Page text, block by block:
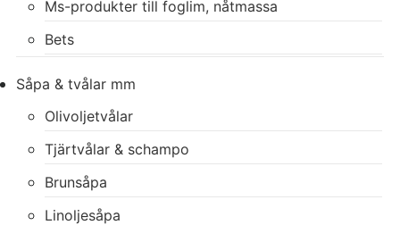
Ms-produkter till foglim, nåtmassa
Bets
Såpa & tvålar mm
Olivoljetvålar
Tjärtvålar & schampo
Brunsåpa
Linoljesåpa